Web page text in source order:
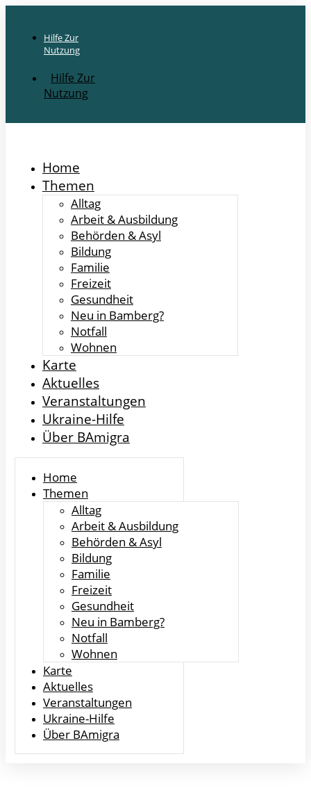
Hilfe Zur
Nutzung
Hilfe Zur
Nutzung
Home
Themen
Alltag
Arbeit & Ausbildung
Behörden & Asyl
Bildung
Familie
Freizeit
Gesundheit
Neu in Bamberg?
Notfall
Wohnen
Karte
Aktuelles
Veranstaltungen
Ukraine-Hilfe
Über BAmigra
Home
Themen
Alltag
Arbeit & Ausbildung
Behörden & Asyl
Bildung
Familie
Freizeit
Gesundheit
Neu in Bamberg?
Notfall
Wohnen
Karte
Aktuelles
Veranstaltungen
Ukraine-Hilfe
Über BAmigra